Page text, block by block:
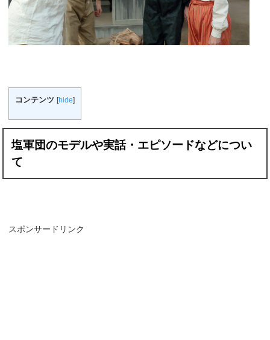
コンテンツ [hide]
塩軍団のモデルや実話・エピソードなどについ
て
スポンサードリンク